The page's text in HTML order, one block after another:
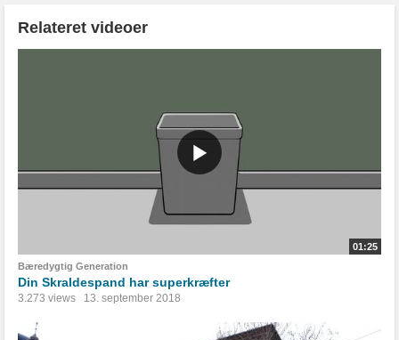
Relateret videoer
01:25
Bæredygtig Generation
Din Skraldespand har superkræfter
3.273 views 13. september 2018